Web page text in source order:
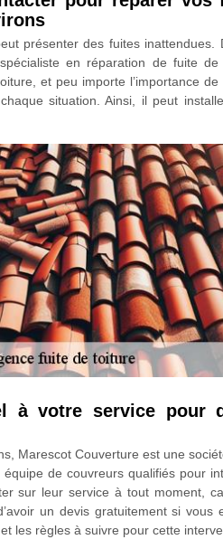
présenter des fuites inattendues.
en réparation de fuite
et peu importe l’importance
situation. Ainsi, il peut
à votre service pour
Marescot Couverture est une
de couvreurs qualifiés pour
sur leur service à tout moment,
un devis gratuitement si vous
les règles à suivre pour cette